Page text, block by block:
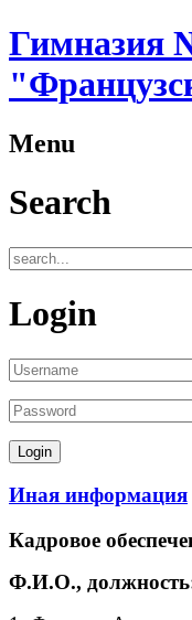
Гимназия
Menu
Search
Login
Иная информация
Кадровое
Ф.И.О.,